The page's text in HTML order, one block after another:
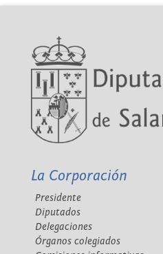
La Corporación
Presidente
Diputados
Delegaciones
Órganos colegiados